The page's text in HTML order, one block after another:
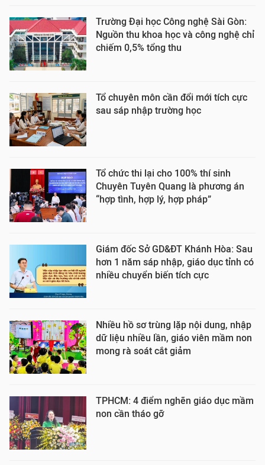
Trường Đại học Công nghệ Sài Gòn:
Nguồn thu khoa học và công nghệ chỉ
chiếm 0,5% tổng thu
Tổ chuyên môn cần đổi mới tích cực
sau sáp nhập trường học
Tổ chức thi lại cho 100% thí sinh
Chuyên Tuyên Quang là phương án
“hợp tình, hợp lý, hợp pháp”
Giám đốc Sở GD&ĐT Khánh Hòa: Sau
hơn 1 năm sáp nhập, giáo dục tỉnh có
nhiều chuyển biến tích cực
Nhiều hồ sơ trùng lặp nội dung, nhập
dữ liệu nhiều lần, giáo viên mầm non
mong rà soát cắt giảm
TPHCM: 4 điểm nghẽn giáo dục mầm
non cần tháo gỡ